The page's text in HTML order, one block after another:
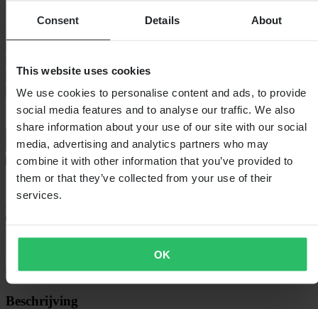
Consent Details About
This website uses cookies
We use cookies to personalise content and ads, to provide
social media features and to analyse our traffic. We also
share information about your use of our site with our social
media, advertising and analytics partners who may
combine it with other information that you’ve provided to
them or that they’ve collected from your use of their
services.
OK
Kies helmmaat
XXL Lage voorraad
In winkelwagen
Bezorging: 5–9 werkdagen
Bekijk retourvoorwaarden
Beschrijving